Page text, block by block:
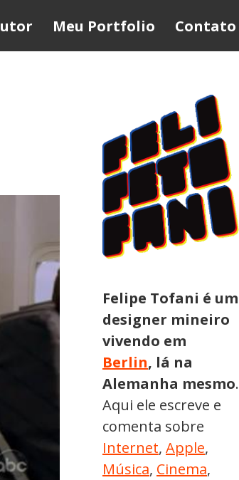
Meu Portfolio Contato
Felipe Tofani é um
designer mineiro
vivendo em
Berlin, lá na
Alemanha mesmo.
Aqui ele escreve e
comenta sobre
Internet, Apple,
Música, Cinema,